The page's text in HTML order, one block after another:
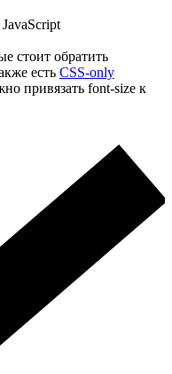
стоит обратить
есть CSS-only
привязать font-size к